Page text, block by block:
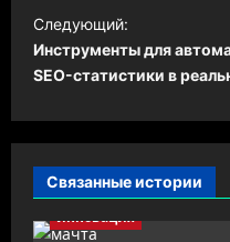
и
г
а
ц
я
з
Следующий:
Инструменты для
SEO-статистики в
Связанные истории
инновация